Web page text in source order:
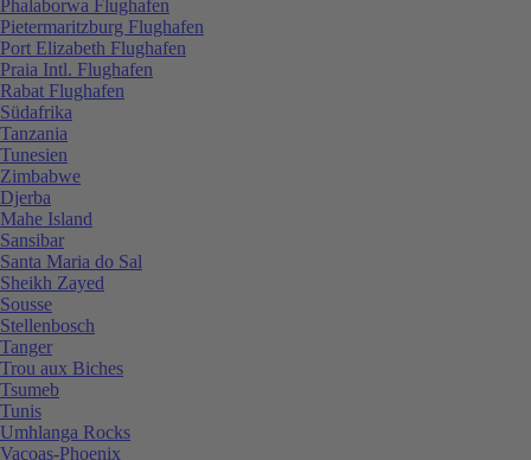
Phalaborwa Flughafen
Pietermaritzburg Flughafen
Port Elizabeth Flughafen
Praia Intl. Flughafen
Rabat Flughafen
Südafrika
Tanzania
Tunesien
Zimbabwe
Djerba
Mahe Island
Sansibar
Santa Maria do Sal
Sheikh Zayed
Sousse
Stellenbosch
Tanger
Trou aux Biches
Tsumeb
Tunis
Umhlanga Rocks
Vacoas-Phoenix